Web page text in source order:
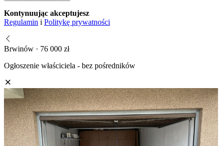
Kontynuując akceptujesz
Regulamin i Politykę prywatności
Brwinów · 76 000 zł
Ogłoszenie właściciela - bez pośredników